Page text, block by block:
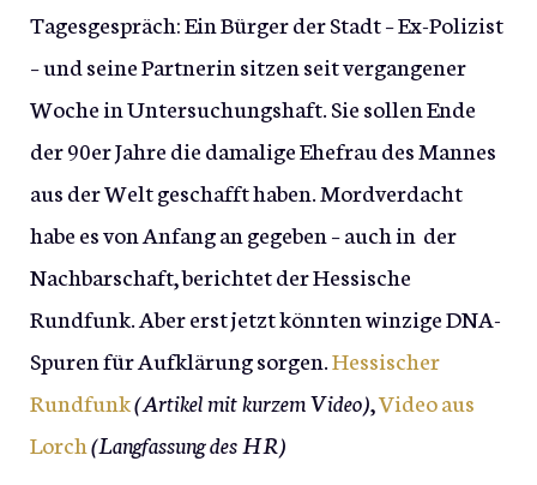
Tagesgespräch: Ein Bürger der Stadt – Ex-Polizist
– und seine Partnerin sitzen seit vergangener
Woche in Untersuchungshaft. Sie sollen Ende
der 90er Jahre die damalige Ehefrau des Mannes
aus der Welt geschafft haben. Mordverdacht
habe es von Anfang an gegeben – auch in der
Nachbarschaft, berichtet der Hessische
Rundfunk. Aber erst jetzt könnten winzige DNA-
Spuren für Aufklärung sorgen.Hessischer
Rundfunk(Artikel mit kurzem Video),Video aus
Lorch(Langfassung des HR)